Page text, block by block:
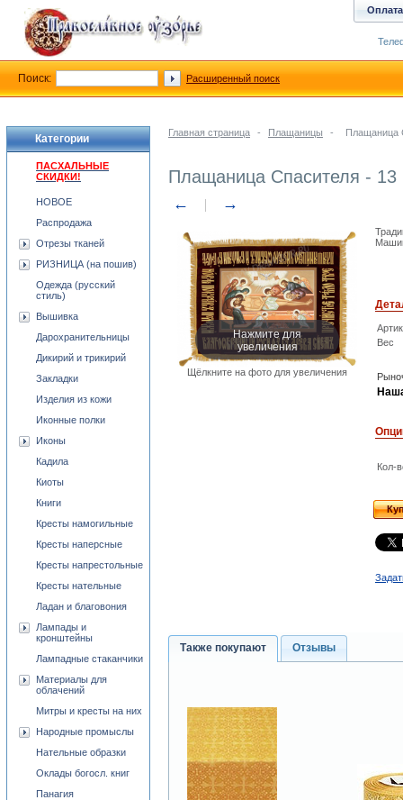
Главная страница - Плащаницы - Плащаница
Плащаница Спасителя - 13
← →
Нажмите для
увеличения
Щёлкните на фото для увеличения
Вес
Кол-
Также покупают Отзывы
Категории
ПАСХАЛЬНЫЕ
СКИДКИ!
НОВОЕ
Распродажа
Отрезы тканей
РИЗНИЦА (на пошив)
Одежда (русский
стиль)
Вышивка
Дарохранительницы
Дикирий и трикирий
Закладки
Изделия из кожи
Иконные полки
Иконы
Кадила
Киоты
Книги
Кресты намогильные
Кресты наперсные
Кресты напрестольные
Кресты нательные
Ладан и благовония
Лампады и
кронштейны
Лампадные стаканчики
Материалы для
облачений
Митры и кресты на них
Народные промыслы
Нательные образки
Оклады богосл. книг
Панагия
Оплата
Поиск: Расширенный поиск